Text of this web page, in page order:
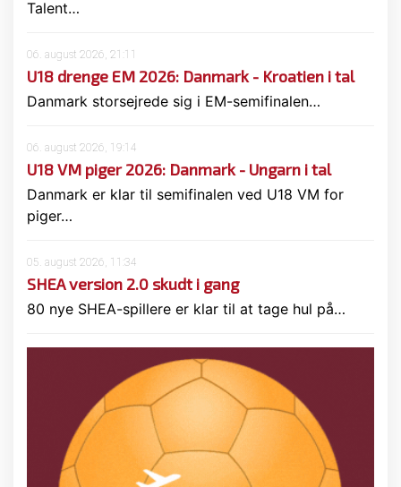
Talent…
06. august 2026, 21:11
U18 drenge EM 2026: Danmark - Kroatien i tal
Danmark storsejrede sig i EM-semifinalen…
06. august 2026, 19:14
U18 VM piger 2026: Danmark - Ungarn i tal
Danmark er klar til semifinalen ved U18 VM for
piger…
05. august 2026, 11:34
SHEA version 2.0 skudt i gang
80 nye SHEA-spillere er klar til at tage hul på…